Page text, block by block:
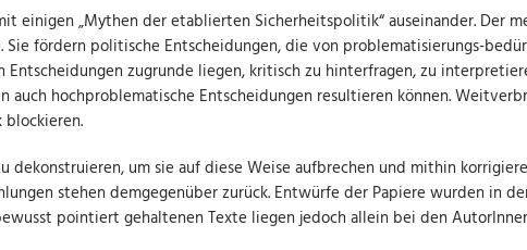
einigen „Mythen der etablierten Sicherheitspolitik“ auseinander. Der
fördern politische Entscheidungen, die von problematisierungs-
Entscheidungen zugrunde liegen, kritisch zu hinterfragen, zu
auch hochproblematische Entscheidungen resultieren können.
blockieren.
dekonstruieren, um sie auf diese Weise aufbrechen und mithin
stehen demgegenüber zurück. Entwürfe der Papiere wurden in
pointiert gehaltenen Texte liegen jedoch allein bei den